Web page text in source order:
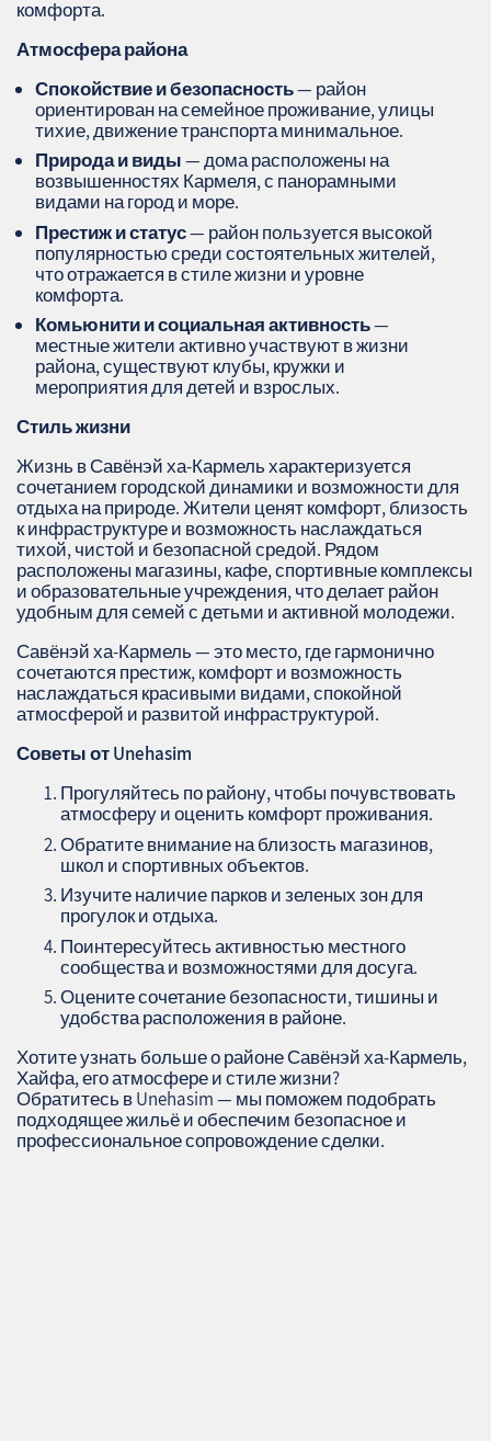
комфорта.
Атмосфера района
Спокойствие и безопасность— район
ориентирован на семейное проживание, улицы
тихие, движение транспорта минимальное.
Природа и виды— дома расположены на
возвышенностях Кармеля, с панорамными
видами на город и море.
Престиж и статус— район пользуется высокой
популярностью среди состоятельных жителей,
что отражается в стиле жизни и уровне
комфорта.
Комьюнити и социальная активность—
местные жители активно участвуют в жизни
района, существуют клубы, кружки и
мероприятия для детей и взрослых.
Стиль жизни
Жизнь в Савёнэй ха-Кармель характеризуется
сочетанием городской динамики и возможности для
отдыха на природе. Жители ценят комфорт, близость
к инфраструктуре и возможность наслаждаться
тихой, чистой и безопасной средой. Рядом
расположены магазины, кафе, спортивные комплексы
и образовательные учреждения, что делает район
удобным для семей с детьми и активной молодежи.
Савёнэй ха-Кармель — это место, где гармонично
сочетаются престиж, комфорт и возможность
наслаждаться красивыми видами, спокойной
атмосферой и развитой инфраструктурой.
Советы от Unehasim
Прогуляйтесь по району, чтобы почувствовать
атмосферу и оценить комфорт проживания.
Обратите внимание на близость магазинов,
школ и спортивных объектов.
Изучите наличие парков и зеленых зон для
прогулок и отдыха.
Поинтересуйтесь активностью местного
сообщества и возможностями для досуга.
Оцените сочетание безопасности, тишины и
удобства расположения в районе.
Хотите узнать больше о районе Савёнэй ха-Кармель,
Хайфа, его атмосфере и стиле жизни?
Обратитесь в Unehasim — мы поможем подобрать
подходящее жильё и обеспечим безопасное и
профессиональное сопровождение сделки.